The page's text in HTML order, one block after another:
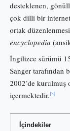
desteklenen,
çok dilli bir
ortak
encyclopedia
İngilizce sürümü
Sanger tarafından
2002’de kurulmuş
içermektedir.[3]
İçindekiler